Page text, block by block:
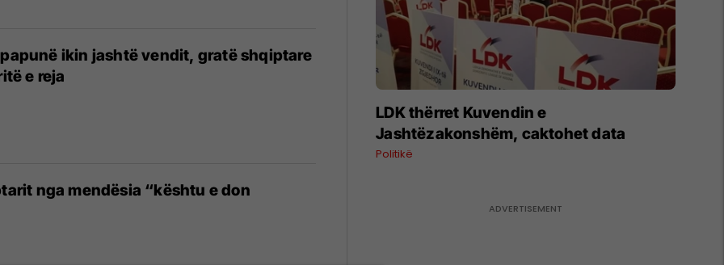
ikin jashtë vendit, gratë shqiptare
e reja
nga mendësia “kështu e don
LDK thërret Kuvendin e
Jashtëzakonshëm, caktohet data
Politikë